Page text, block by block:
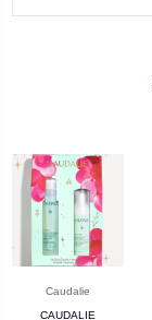
Caudalie
CAUDALIE